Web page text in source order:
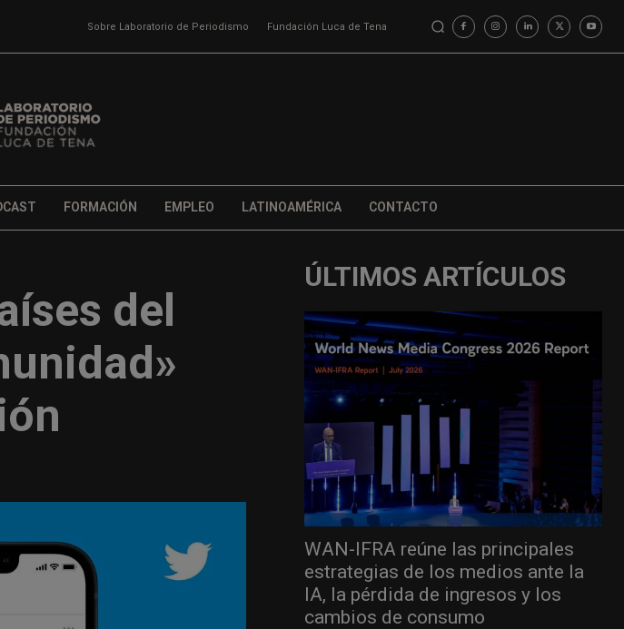
Sobre Laboratorio de Periodismo Fundación Luca de Tena
FORMACIÓN EMPLEO LATINOAMÉRICA CONTACTO
del
ÚLTIMOS ARTÍCULOS
WAN-IFRA reúne las principales
estrategias de los medios ante la
IA, la pérdida de ingresos y los
cambios de consumo